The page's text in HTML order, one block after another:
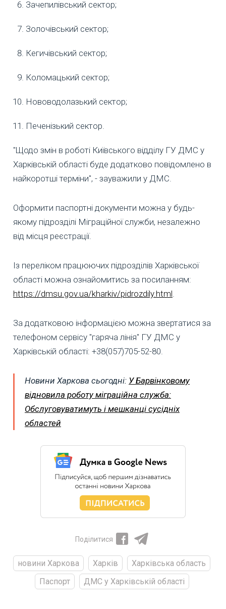
Зачепилівський сектор;
Золочівський сектор;
Кегичівський сектор;
Коломацький сектор;
Нововодолазький сектор;
Печенізький сектор.
"Щодо змін в роботі Київського відділу ГУ ДМС у
Харківській області буде додатково повідомлено в
найкоротші терміни", - зауважили у ДМС.
Оформити паспортні документи можна у будь-
якому підрозділі Міграційної служби, незалежно
від місця реєстрації.
Із переліком працюючих підрозділів Харківської
області можна ознайомитись за посиланням:
https://dmsu.gov.ua/kharkiv/pidrozdily.html.
За додатковою інформацією можна звертатися за
телефоном сервісу "гаряча лінія" ГУ ДМС у
Харківській області: +38(057)705-52-80.
Новини Харкова сьогодні: У Барвінковому
відновила роботу міграційна служба:
Обслуговуватимуть і мешканці сусідніх
областей
Поділитися
новини Харкова Харків
Харківська область
Паспорт
ДМС у Харківській області